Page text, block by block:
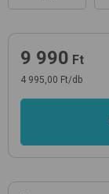
9 990 Ft
4 995,00 Ft/db